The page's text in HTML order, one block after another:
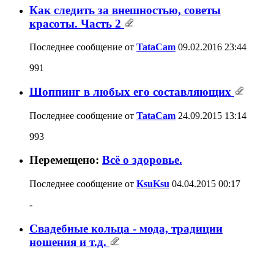
Как следить за внешностью, советы
красоты. Часть 2
Последнее сообщение от TataCam 09.02.2016 23:44
991
Шоппинг в любых его составляющих
Последнее сообщение от TataCam 24.09.2015 13:14
993
Перемещено: Всё о здоровье.
Последнее сообщение от KsuKsu 04.04.2015 00:17
-
Свадебные кольца - мода, традиции
ношения и т.д.